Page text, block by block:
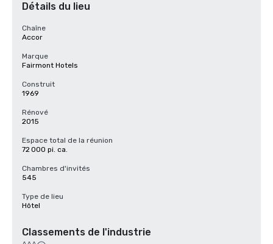
Détails du lieu
Chaîne
Accor
Marque
Fairmont Hotels
Construit
1969
Rénové
2015
Espace total de la réunion
72 000 pi. ca.
Chambres d'invités
545
Type de lieu
Hôtel
Classements de l'industrie